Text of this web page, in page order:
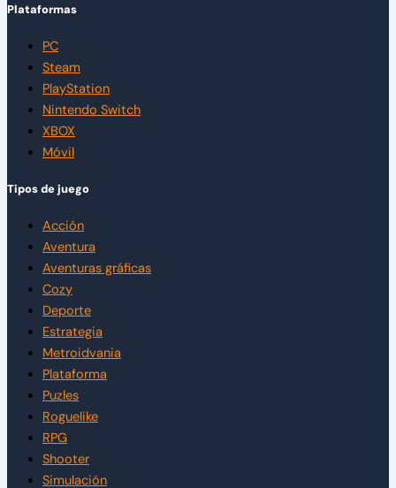
Plataformas
PC
Steam
PlayStation
Nintendo Switch
XBOX
Móvil
Tipos de juego
Acción
Aventura
Aventuras gráficas
Cozy
Deporte
Estrategia
Metroidvania
Plataforma
Puzles
Roguelike
RPG
Shooter
Simulación